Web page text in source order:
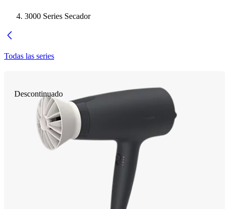
3000 Series Secador
Todas las series
Descontinuado